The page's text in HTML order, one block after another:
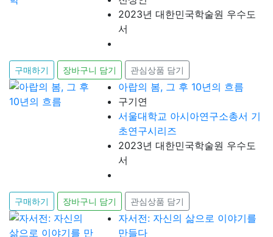
2023년 대한민국학술원 우수도
서
구매하기 장바구니 담기 관심상품 담기
아랍의 봄, 그 후 10년의 흐름
구기연
서울대학교 아시아연구소총서 기
초연구시리즈
2023년 대한민국학술원 우수도
서
구매하기 장바구니 담기 관심상품 담기
자서전: 자신의 삶으로 이야기를
만들다